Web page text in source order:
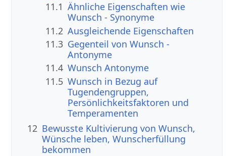
11.1 Ähnliche Eigenschaften wie
Wunsch - Synonyme
11.2 Ausgleichende Eigenschaften
11.3 Gegenteil von Wunsch -
Antonyme
11.4 Wunsch Antonyme
11.5 Wunsch in Bezug auf
Tugendengruppen,
Persönlichkeitsfaktoren und
Temperamenten
12 Bewusste Kultivierung von Wunsch,
Wünsche leben, Wunscherfüllung
bekommen